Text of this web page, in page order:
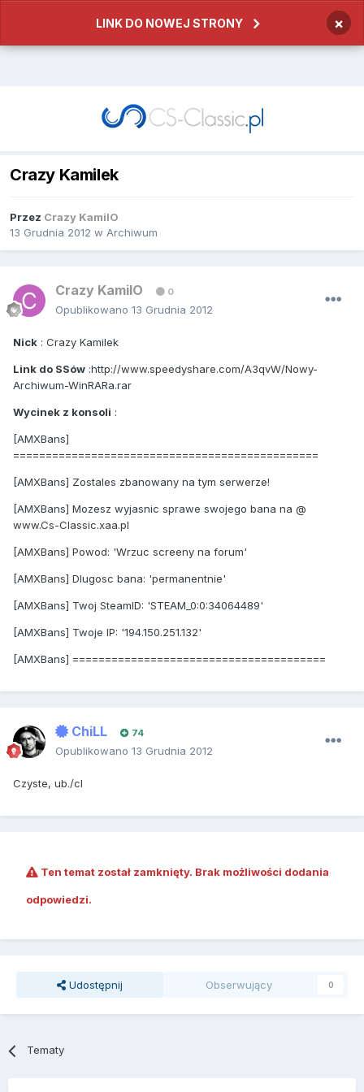
LINK DO NOWEJ STRONY ×
Crazy Kamilek
Przez Crazy KamilO
13 Grudnia 2012 w Archiwum
Crazy KamilO 0
Opublikowano 13 Grudnia 2012
Nick : Crazy Kamilek
Link do SSów :http://www.speedyshare.com/A3qvW/Nowy-
Archiwum-WinRARa.rar
Wycinek z konsoli :
[AMXBans]
===============================================
[AMXBans] Zostales zbanowany na tym serwerze!
[AMXBans] Mozesz wyjasnic sprawe swojego bana na @
www.Cs-Classic.xaa.pl
[AMXBans] Powod: 'Wrzuc screeny na forum'
[AMXBans] Dlugosc bana: 'permanentnie'
[AMXBans] Twoj SteamID: 'STEAM_0:0:34064489'
[AMXBans] Twoje IP: '194.150.251.132'
[AMXBans] =======================================
ChiLL 74
Opublikowano 13 Grudnia 2012
Czyste, ub./cl
Ten temat został zamknięty. Brak możliwości dodania
odpowiedzi.
Udostępnij Obserwujący 0
Tematy